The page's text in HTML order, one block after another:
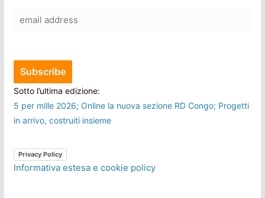
Sotto l’ultima edizione:
5 per mille 2026; Online la nuova sezione RD Congo; Progetti
in arrivo, costruiti insieme
Privacy Policy
Informativa estesa e cookie policy